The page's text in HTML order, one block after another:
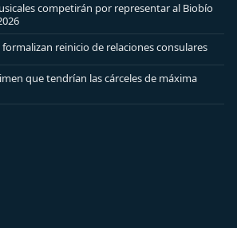
competirán por representar al Biobío
formalizan reinicio de relaciones consulares
que tendrían las cárceles de máxima